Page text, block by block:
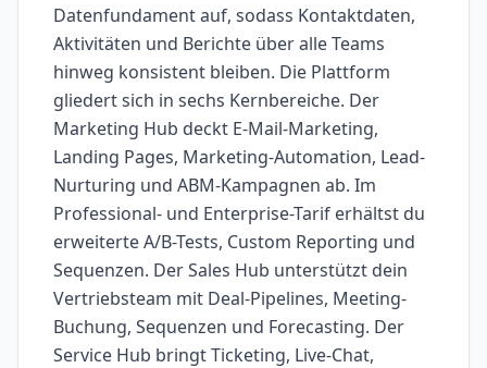
Datenfundament auf, sodass Kontaktdaten,
Aktivitäten und Berichte über alle Teams
hinweg konsistent bleiben. Die Plattform
gliedert sich in sechs Kernbereiche. Der
Marketing Hub deckt E-Mail-Marketing,
Landing Pages, Marketing-Automation, Lead-
Nurturing und ABM-Kampagnen ab. Im
Professional- und Enterprise-Tarif erhältst du
erweiterte A/B-Tests, Custom Reporting und
Sequenzen. Der Sales Hub unterstützt dein
Vertriebsteam mit Deal-Pipelines, Meeting-
Buchung, Sequenzen und Forecasting. Der
Service Hub bringt Ticketing, Live-Chat,